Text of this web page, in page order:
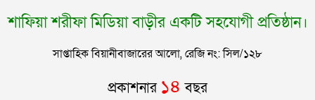
সিলেটে সড়ক দুর্ঘটনায় প্রাণ গেল যুবকের
ইউনূসকে সঙ্গে নিয়ে জুলাই স্মৃতি জাদুঘর উদ্বোধন করলেন
শাফিয়া শরীফা মিডিয়া বাড়ীর একটি সহযোগী প্রতিষ্ঠান।
সাপ্তাহিক বিয়ানীবাজারের আলো, রেজি নং: সিল/১২৮
প্রকাশনার ১৪ বছর